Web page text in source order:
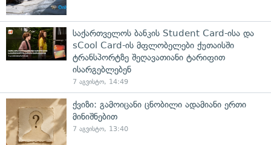
საქართველოს ბანკის Student Card-ისა და
sCool Card-ის მფლობელები ქუთაისში
ტრანსპორტზე შეღავათიანი ტარიფით
ისარგებლებენ
7 აგვისტო, 14:49
ქვიზი: გამოიცანი ცნობილი ადამიანი ერთი
მინიშნებით
7 აგვისტო, 13:40